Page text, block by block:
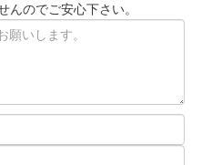
んのでご安心下さい。